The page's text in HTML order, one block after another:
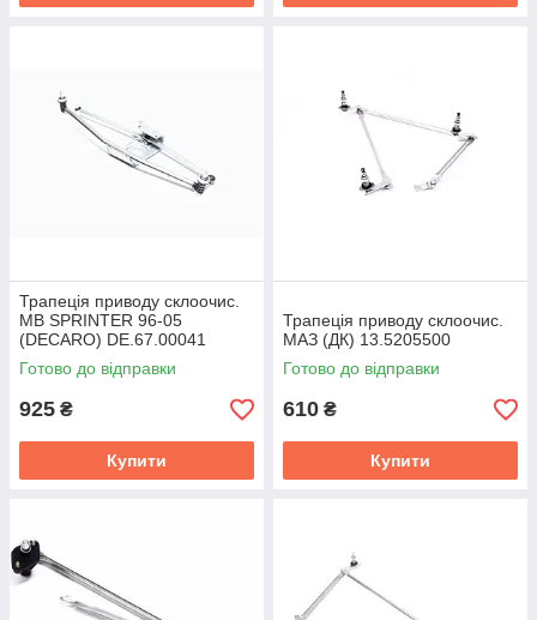
Трапеція приводу склоочис.
MB SPRINTER 96-05
(DECARO) DE.67.00041
Готово до відправки
925 ₴
Купити
Трапеція приводу склоочис.
МАЗ (ДК) 13.5205500
Готово до відправки
610 ₴
Купити